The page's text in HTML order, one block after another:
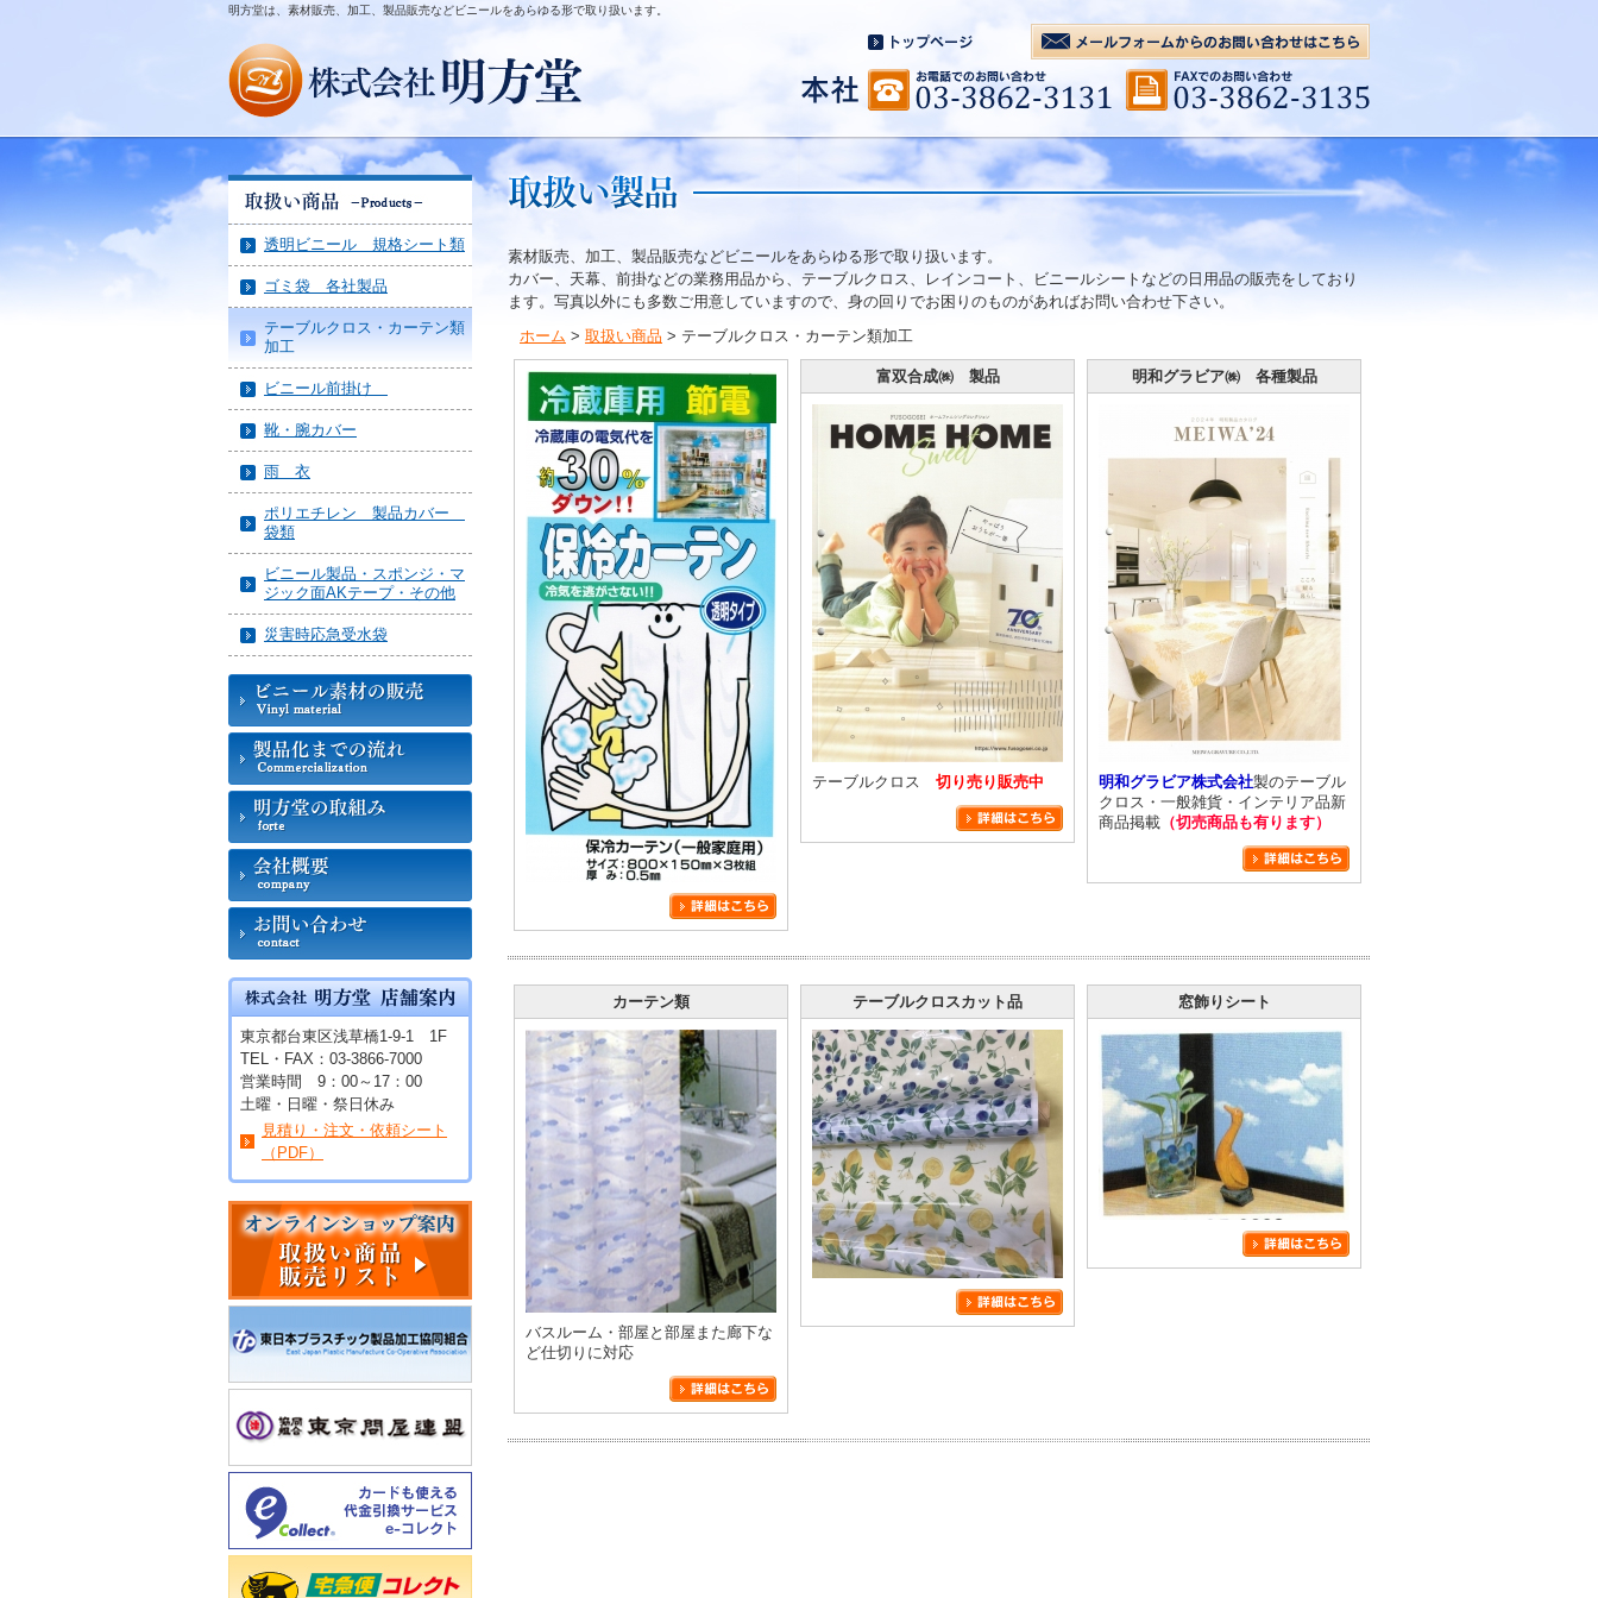
明方堂は、素材販売、加工、製品販売などビニールをあらゆる形で取り扱います。
透明ビニール 規格シート類
ゴミ袋 各社製品
テーブルクロス・カーテン類
加工
ビニール前掛け
靴・腕カバー
雨 衣
ポリエチレン 製品カバー
袋類
ビニール製品・スポンジ・マ
ジック面AKテープ・その他
災害時応急受水袋
東京都台東区浅草橋1-9-1 1F
TEL・FAX：03-3866-7000
営業時間 9：00～17：00
土曜・日曜・祭日休み
見積り・注文・依頼シート
（PDF）
素材販売、加工、製品販売などビニールをあらゆる形で取り扱います。
カバー、天幕、前掛などの業務用品から、テーブルクロス、レインコート、ビニールシートなどの日用品の販売をしており
ます。写真以外にも多数ご用意していますので、身の回りでお困りのものがあればお問い合わせ下さい。
ホーム > 取扱い商品 > テーブルクロス・カーテン類加工
富双合成㈱ 製品
テーブルクロス 切り売り販売中
明和グラビア㈱ 各種製品
明和グラビア株式会社製のテーブル
クロス・一般雑貨・インテリア品新
商品掲載 （切売商品も有ります）
カーテン類
バスルーム・部屋と部屋また廊下な
ど仕切りに対応
テーブルクロスカット品 窓飾りシート